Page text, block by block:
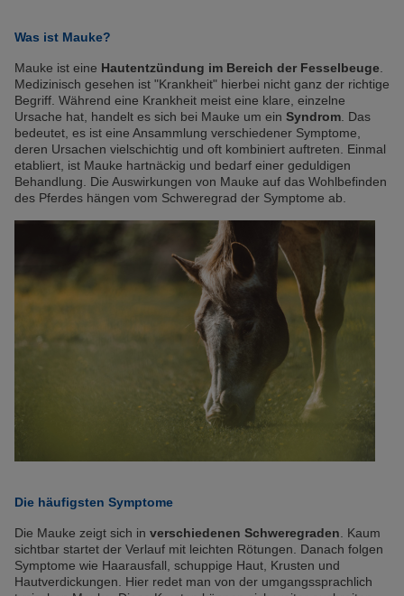
Was ist Mauke?
Mauke ist eine Hautentzündung im Bereich der Fesselbeuge
Medizinisch gesehen ist "Krankheit" hierbei nicht ganz der richtige
Begriff. Während eine Krankheit meist eine klare, einzelne
Ursache hat, handelt es sich bei Mauke um ein Syndrom . Das
bedeutet, es ist eine Ansammlung verschiedener Symptome,
deren Ursachen vielschichtig und oft kombiniert auftreten. Einmal
etabliert, ist Mauke hartnäckig und bedarf einer geduldigen
Behandlung. Die Auswirkungen von Mauke auf das Wohlbefinden
des Pferdes hängen vom Schweregrad der Symptome ab.
Die häufigsten Symptome
Die Mauke zeigt sich in verschiedenen Schweregraden . Kaum
sichtbar startet der Verlauf mit leichten Rötungen. Danach folgen
Symptome wie Haarausfall, schuppige Haut, Krusten und
Hautverdickungen. Hier redet man von der umgangssprachlich